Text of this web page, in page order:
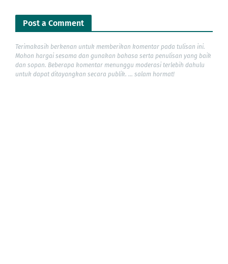
Post a Comment
Terimakasih berkenan untuk memberikan komentar pada tulisan ini.
Mohon hargai sesama dan gunakan bahasa serta penulisan yang baik
dan sopan. Beberapa komentar menunggu moderasi terlebih dahulu
untuk dapat ditayangkan secara publik. ... salam hormat!